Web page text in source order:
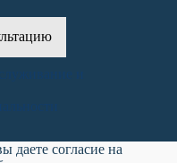
даете согласие на